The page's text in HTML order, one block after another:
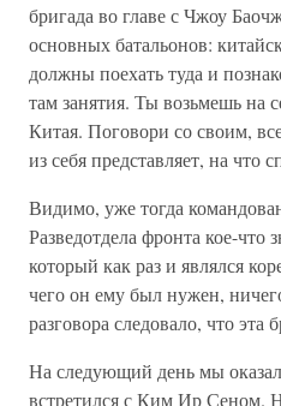
бригада во главе с Чжоу
основных батальонов:
должны поехать туда и
там занятия. Ты возьмешь на
Китая. Поговори со своим,
из себя представляет, на что
Видимо, уже тогда
Разведотдела фронта кое-
который как раз и являлся
чего он ему был нужен,
разговора следовало, что эта
На следующий день мы
встретился с Ким Ир Сеном.